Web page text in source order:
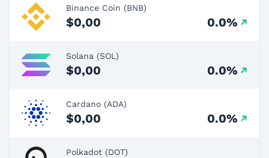
Binance Coin (BNB)
$0,00 0.0%
Solana (SOL)
$0,00 0.0%
Cardano (ADA)
$0,00 0.0%
Polkadot (DOT)